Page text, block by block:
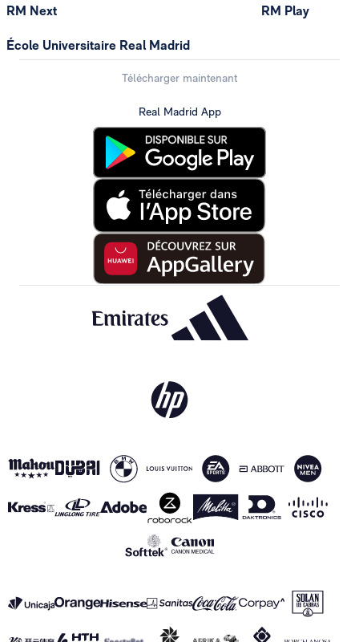
RM Next
École Universitaire Real Madrid
RM Play
Télécharger maintenant
Real Madrid App